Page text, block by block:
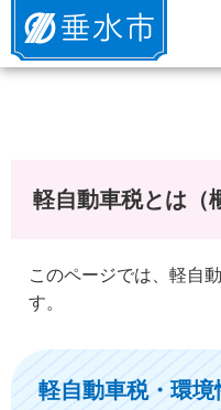
垂水市
軽自動車税とは（
このページでは、軽自
す。
軽自動車税・環